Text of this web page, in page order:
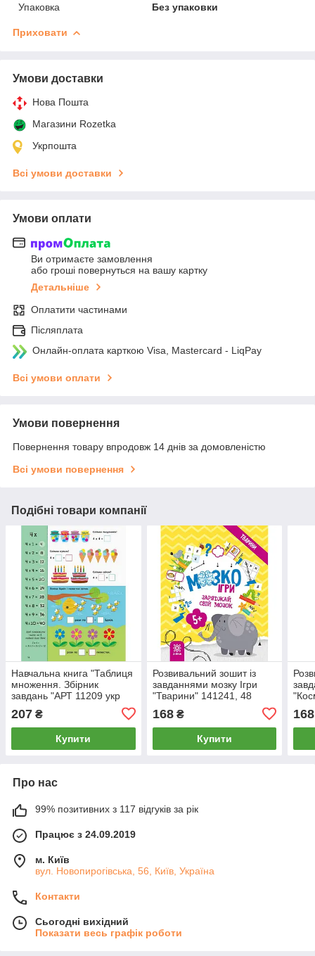
Упаковка
Без упаковки
Приховати
Умови доставки
Нова Пошта
Магазини Rozetka
Укрпошта
Всі умови доставки
Умови оплати
Ви отримаєте замовлення
або гроші повернуться на вашу картку
Детальніше
Оплатити частинами
Післяплата
Онлайн-оплата карткою Visa, Mastercard - LiqPay
Всі умови оплати
Умови повернення
Повернення товару впродовж 14 днів за домовленістю
Всі умови повернення
Подібні товари компанії
Навчальна книга "Таблиця
множення. Збірник
завдань "АРТ 11209 укр
207 ₴
Купити
Розвивальний зошит із
завданнями мозку Ігри
"Тварини" 141241, 48
168₴
Купити
168
Про нас
99% позитивних з 117 відгуків за рік
Працює з 24.09.2019
м. Київ
вул. Новопирогівська, 56, Київ, Україна
Контакти
Сьогодні вихідний
Показати весь графік роботи